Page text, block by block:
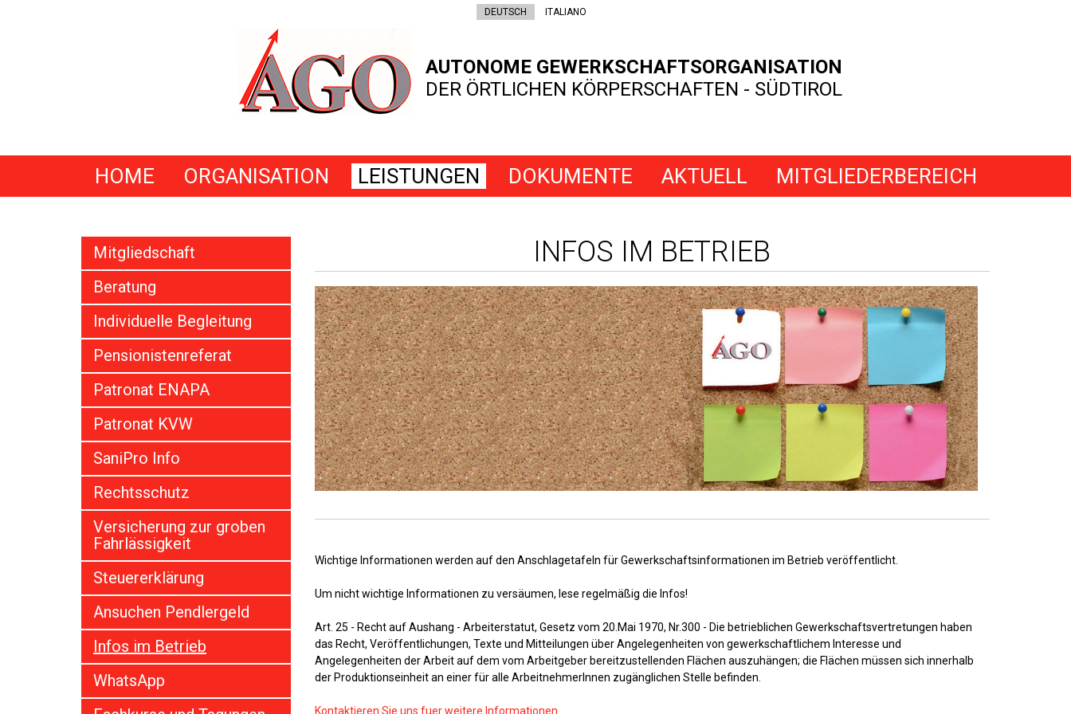
DEUTSCH ITALIANO
AUTONOME GEWERKSCHAFTSORGANISATION
DER ÖRTLICHEN KÖRPERSCHAFTEN - SÜDTIROL
HOME ORGANISATION LEISTUNGEN DOKUMENTE AKTUELL MITGLIEDERBEREICH
Mitgliedschaft
Beratung
Individuelle Begleitung
Pensionistenreferat
Patronat ENAPA
Patronat KVW
SaniPro Info
Rechtsschutz
Versicherung zur groben
Fahrlässigkeit
Steuererklärung
Ansuchen Pendlergeld
Infos im Betrieb
WhatsApp
INFOS IM BETRIEB
Wichtige Informationen werden auf den Anschlagetafeln für Gewerkschaftsinformationen im Betrieb veröffentlicht.
Um nicht wichtige Informationen zu versäumen, lese regelmäßig die Infos!
Art. 25 - Recht auf Aushang - Arbeiterstatut, Gesetz vom 20.Mai 1970, Nr.300 - Die betrieblichen Gewerkschaftsvertretungen haben
das Recht, Veröffentlichungen, Texte und Mitteilungen über Angelegenheiten von gewerkschaftlichem Interesse und
Angelegenheiten der Arbeit auf dem vom Arbeitgeber bereitzustellenden Flächen auszuhängen; die Flächen müssen sich innerhalb
der Produktionseinheit an einer für alle ArbeitnehmerInnen zugänglichen Stelle befinden.
Kontaktieren Sie uns fuer weitere Informationen.